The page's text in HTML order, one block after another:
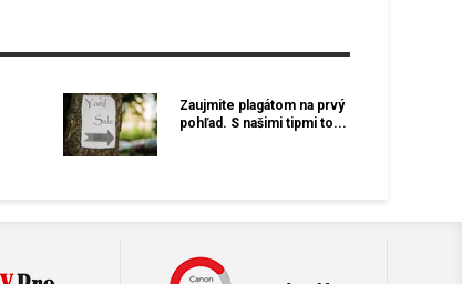
Zaujmite plagátom na prvý
pohľad. S našimi tipmi to...